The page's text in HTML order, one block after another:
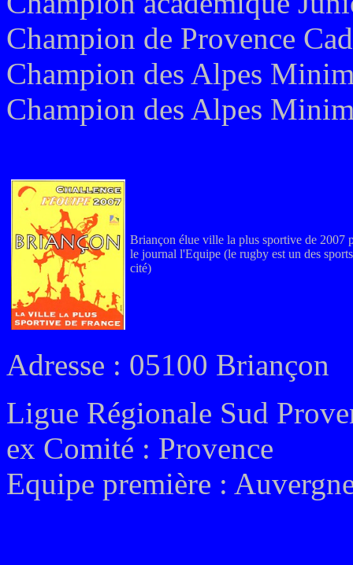
Champion de Provence
Champion des Alpes
Champion des Alpes
Briançon élue ville la plus sportive de 2007
le journal l'Equipe (le rugby est un des sports
cité)
Adresse : 05100 Briançon
Ligue Régionale Sud
ex Comité : Provence
Equipe première :